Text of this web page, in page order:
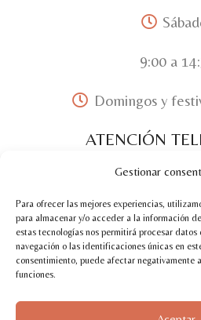
Gestionar
Para ofrecer las mejores experiencias,
para almacenar y/o acceder a la información
estas tecnologías nos permitirá procesar
navegación o las identificaciones únicas en
consentimiento, puede afectar negativamente
funciones.
9:00 a
Domingos y
ATENCIÓN
Lunes a
9:00 a 14:00 y